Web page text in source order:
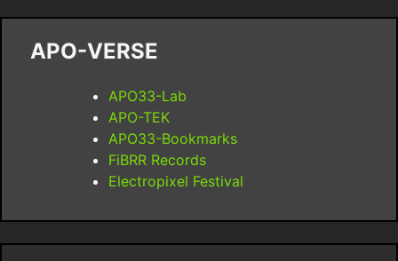
APO-VERSE
APO33-Lab
APO-TEK
APO33-Bookmarks
FiBRR Records
Electropixel Festival